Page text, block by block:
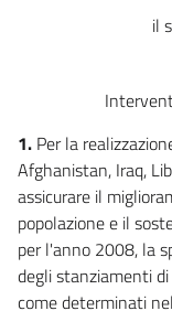
il
1. Per la
Afghanistan, Iraq,
assicurare il
popolazione e il
per l'anno 2008, la
degli stanziamenti
come determinati